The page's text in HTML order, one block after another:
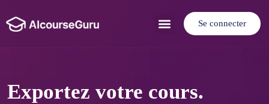
Se connecter
Exportez votre cours.